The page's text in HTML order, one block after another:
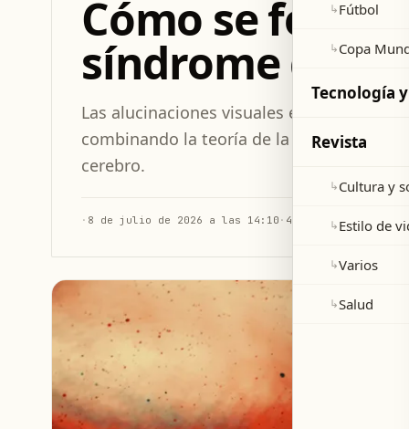
Cómo se
síndrome de
Las alucinaciones visuales en el síndrome
combinando la teoría de la
cerebro.
· 8 de julio de 2026 a las 14:10 · 4 min de lectura
↳Fútbol
↳Copa
Tecnología y
Revista
↳Cultura y
↳Estilo de
↳Varios
↳Salud